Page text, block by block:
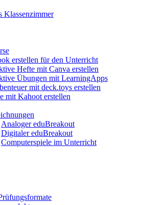
Klassenzimmer
erstellen für den Unterricht
Hefte mit Canva erstellen
Übungen mit LearningApps
mit deck.toys erstellen
mit Kahoot erstellen
Analoger eduBreakout
Digitaler eduBreakout
Computerspiele im Unterricht